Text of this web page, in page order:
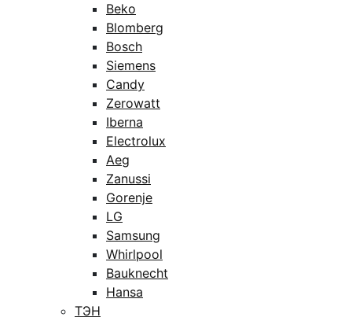
Beko
Blomberg
Bosch
Siemens
Candy
Zerowatt
Iberna
Electrolux
Aeg
Zanussi
Gorenje
LG
Samsung
Whirlpool
Bauknecht
Hansa
ТЭН